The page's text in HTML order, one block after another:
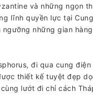
và những ngọn
lĩnh quyền lực tại
ngưỡng những gian
đi qua cung
thiết kế tuyệt đẹp
lướt đi chỉ cách